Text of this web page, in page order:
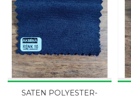
SATEN POLYESTER-